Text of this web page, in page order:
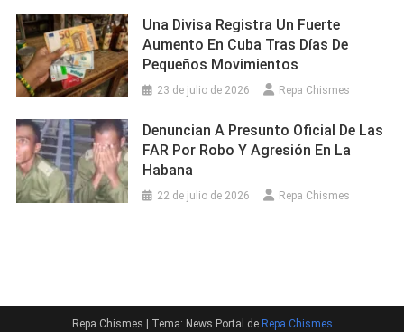
Una Divisa Registra Un Fuerte
Aumento En Cuba Tras Días De
Pequeños Movimientos
23 de julio de 2026 Repa Chismes
Denuncian A Presunto Oficial De Las
FAR Por Robo Y Agresión En La
Habana
22 de julio de 2026 Repa Chismes
Repa Chismes Tema: News Portal de Repa Chismes